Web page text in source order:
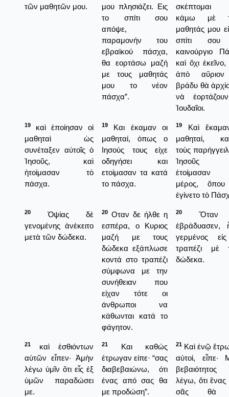
τῶν μαθητῶν μου.
μου πλησιάζει. Εις
το σπίτι σου
απόψε,
παραμονήν του
εβραϊκού πάσχα,
θα εορτάσω μαζή
με τους μαθητάς
μου το νέον
πάσχα”.
κάμω μὲ
μαθητάς μου
σπίτι
καινούργιο
καὶ ὅχι
ἀπὸ
βράδυ θὰ
νὰ
Ἰουδαῖοι.
19
καὶ ἐποίησαν οἱ
μαθηταὶ ὡς
συνέταξεν αὐτοῖς ὁ
Ἰησοῦς, καὶ
ἡτοίμασαν τὸ
πάσχα.
19
Και έκαμαν οι
μαθηταί, όπως ο
Ιησούς τους είχε
οδηγήσει και
ετοίμασαν τα κατά
το πάσχα.
19
Καὶ
μαθηταί,
τοὺς
Ἰησοῦς
μέρος,
ἐγίνετο τὸ
20
Ὀψίας δὲ
γενομένης ἀνέκειτο
μετὰ τῶν δώδεκα.
20 Οταν δε ήλθε η
εσπέρα, ο Κυριος
μαζή με τους
δώδεκα εξάπλωσε
κοντά στο τραπέζι
σύμφωνα με την
συνήθειαν που
είχαν τότε οι
άνθρωποι να
κάθωνται κατά το
φάγητον.
20
Ὅταν
ἐβράδυασεν,
γερμένος
τραπέζι μὲ
δώδεκα.
21
καὶ ἐσθιόντων
αὐτῶν εἶπεν· Ἀμὴν
λέγω ὑμῖν ὅτι εἷς ἐξ
ὑμῶν παραδώσει
με.
21
Και καθώς
έτρωγαν είπε· “σας
διαβεβαιώνω, ότι
ένας από σας θα
με προδώση”.
21 Καὶ ἐνῷ
αὐτοί, εἶπε·
βεβαιότητος
λέγω, ὅτι
σᾶς θὰ